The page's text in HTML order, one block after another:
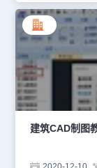
程：直线梯段绘
和不同楼层需要
意的位置，作为
好踏步数量。另
与踏步宽少量调
“选项配置”菜单，
产CAD制图软件
又需要的小伙伴
段哦~
建筑CAD制图